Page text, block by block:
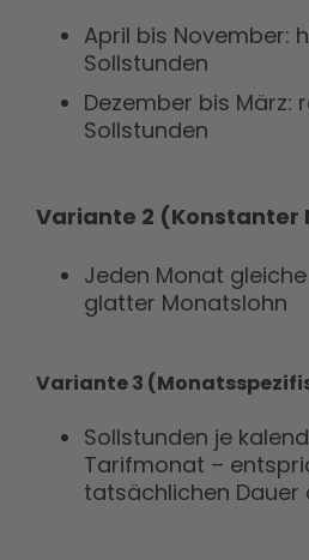
April bis November:
Sollstunden
Dezember bis März:
Sollstunden
Variante 2 (Konstanter
Jeden Monat
glatter Monatslohn
Variante 3
Sollstunden je
Tarifmonat –
tatsächlichen Dauer